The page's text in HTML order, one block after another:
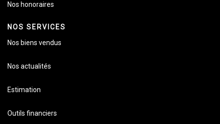
Nos honoraires
NOS SERVICES
Nos biens vendus
Nos actualités
Estimation
Outils financiers